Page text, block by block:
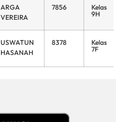
ARGA
VEREIRA
7856 Kelas
9H
USWATUN
HASANAH
8378 Kelas
7F